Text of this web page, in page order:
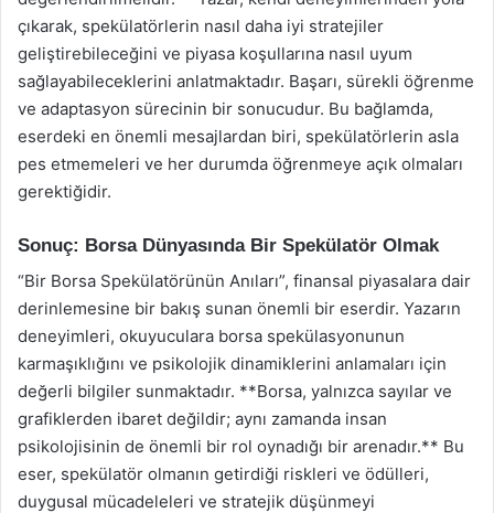
çıkarak, spekülatörlerin nasıl daha iyi stratejiler
geliştirebileceğini ve piyasa koşullarına nasıl uyum
sağlayabileceklerini anlatmaktadır. Başarı, sürekli öğrenme
ve adaptasyon sürecinin bir sonucudur. Bu bağlamda,
eserdeki en önemli mesajlardan biri, spekülatörlerin asla
pes etmemeleri ve her durumda öğrenmeye açık olmaları
gerektiğidir.
Sonuç: Borsa Dünyasında Bir Spekülatör Olmak
“Bir Borsa Spekülatörünün Anıları”, finansal piyasalara dair
derinlemesine bir bakış sunan önemli bir eserdir. Yazarın
deneyimleri, okuyuculara borsa spekülasyonunun
karmaşıklığını ve psikolojik dinamiklerini anlamaları için
değerli bilgiler sunmaktadır. **Borsa, yalnızca sayılar ve
grafiklerden ibaret değildir; aynı zamanda insan
psikolojisinin de önemli bir rol oynadığı bir arenadır.** Bu
eser, spekülatör olmanın getirdiği riskleri ve ödülleri,
duygusal mücadeleleri ve stratejik düşünmeyi